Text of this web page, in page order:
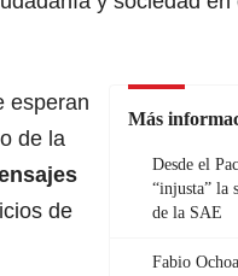
Más
Desde el
“injusta” la
de la SAE
Fabio
esperan
de la
de